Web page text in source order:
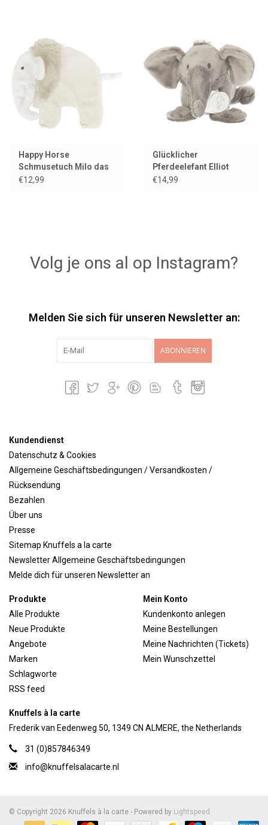
Happy Horse
Schmusetuch Milo das
Mammut
€12,99
Glücklicher
Pferdeelefant Elliot
€14,99
Volg je ons al op Instagram?
Melden Sie sich für unseren Newsletter an:
ABONNIEREN
Kundendienst
Datenschutz & Cookies
Allgemeine Geschäftsbedingungen / Versandkosten /
Rücksendung
Bezahlen
Über uns
Presse
Sitemap Knuffels a la carte
Newsletter Allgemeine Geschäftsbedingungen
Melde dich für unseren Newsletter an
Produkte
Alle Produkte
Neue Produkte
Angebote
Marken
Schlagworte
RSS feed
Mein Konto
Kundenkonto anlegen
Meine Bestellungen
Meine Nachrichten (Tickets)
Mein Wunschzettel
Knuffels à la carte
Frederik van Eedenweg 50, 1349 CN ALMERE, the Netherlands
31 (0)857846349
info@knuffelsalacarte.nl
© Copyright 2026 Knuffels à la carte - Powered by Lightspeed